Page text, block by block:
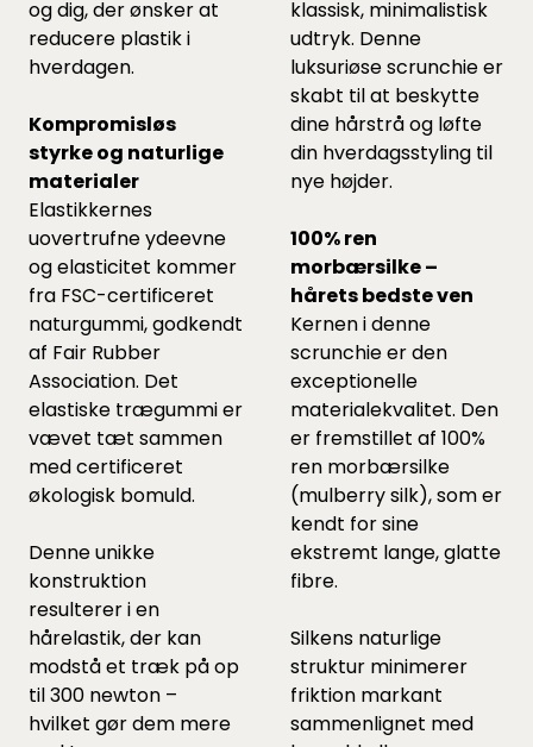
og dig, der ønsker at
reducere plastik i
hverdagen.
Kompromisløs
styrke og naturlige
materialer
Elastikkernes
uovertrufne ydeevne
og elasticitet kommer
fra FSC-certificeret
naturgummi, godkendt
af Fair Rubber
Association. Det
elastiske trægummi er
vævet tæt sammen
med certificeret
økologisk bomuld.
Denne unikke
konstruktion
resulterer i en
hårelastik, der kan
modstå et træk på op
til 300 newton –
hvilket gør dem mere
klassisk, minimalistisk
udtryk. Denne
luksuriøse scrunchie er
skabt til at beskytte
dine hårstrå og løfte
din hverdagsstyling til
nye højder.
100% ren
morbærsilke –
hårets bedste ven
Kernen i denne
scrunchie er den
exceptionelle
materialekvalitet. Den
er fremstillet af 100%
ren morbærsilke
(mulberry silk), som er
kendt for sine
ekstremt lange, glatte
fibre.
Silkens naturlige
struktur minimerer
friktion markant
sammenlignet med